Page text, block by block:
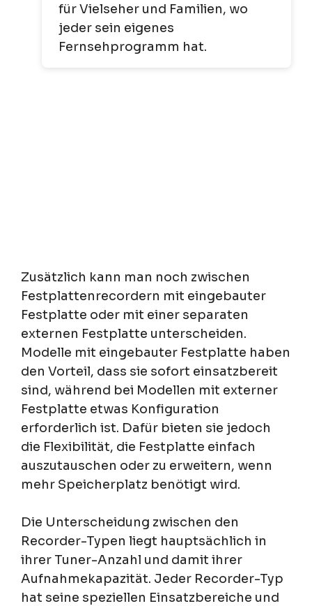
für Vielseher und Familien, wo
jeder sein eigenes
Fernsehprogramm hat.
Zusätzlich kann man noch zwischen
Festplattenrecordern mit eingebauter
Festplatte oder mit einer separaten
externen Festplatte unterscheiden.
Modelle mit eingebauter Festplatte haben
den Vorteil, dass sie sofort einsatzbereit
sind, während bei Modellen mit externer
Festplatte etwas Konfiguration
erforderlich ist. Dafür bieten sie jedoch
die Flexibilität, die Festplatte einfach
auszutauschen oder zu erweitern, wenn
mehr Speicherplatz benötigt wird.
Die Unterscheidung zwischen den
Recorder-Typen liegt hauptsächlich in
ihrer Tuner-Anzahl und damit ihrer
Aufnahmekapazität. Jeder Recorder-Typ
hat seine speziellen Einsatzbereiche und